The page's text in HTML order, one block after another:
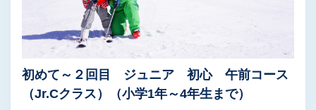
初めて～２回目 ジュニア 初心 午前コース
（Jr.Cクラス）（小学1年～4年生まで）